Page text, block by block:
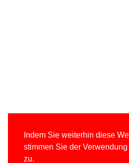
Indem Sie weiterhin diese
stimmen Sie der
zu.